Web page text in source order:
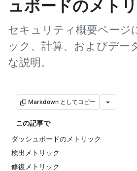
ュボードのメト
セキュリティ概要ページ
ック、計算、およびデー
な説明。
Markdown としてコピー
この記事で
ダッシュボードのメトリック
検出メトリック
修復メトリック